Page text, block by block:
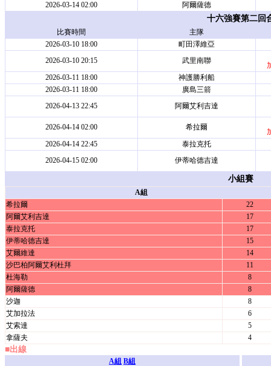
2026-03-14 02:00
阿爾薩德
十六強賽第二回
比賽時間
主隊
2026-03-10 18:00
町田澤維亞
2026-03-10 20:15
武里南聯
2026-03-11 18:00
神護勝利船
2026-03-11 18:00
廣島三箭
2026-04-13 22:45
阿爾艾利吉達
2026-04-14 02:00 希拉爾
2026-04-14 22:45
泰拉克托
2026-04-15 02:00
伊蒂哈德吉達
小組賽
A組
希拉爾
22
阿爾艾利吉達
17
泰拉克托
17
伊蒂哈德吉達
15
艾爾維達
14
沙巴柏阿爾艾利杜拜
11
杜海勒
8
阿爾薩德
8
沙迦
8
艾加拉法
6
艾索達
5
拿薩夫
4
■出線
A組 B組